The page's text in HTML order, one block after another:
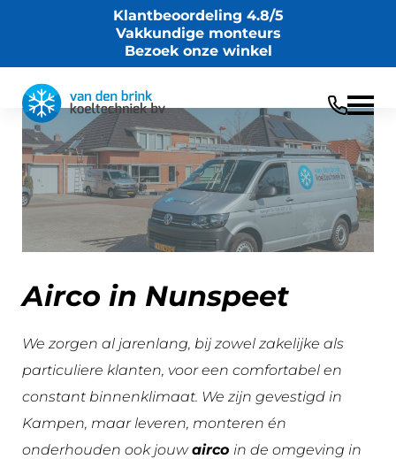
Klantbeoordeling 4.8/5
Vakkundige monteurs
Bezoek onze winkel
Airco in Nunspeet
We zorgen al jarenlang, bij zowel zakelijke als
particuliere klanten, voor een comfortabel en
constant binnenklimaat. We zijn gevestigd in
Kampen, maar leveren, monteren én
onderhouden ook jouwairco in de omgeving in